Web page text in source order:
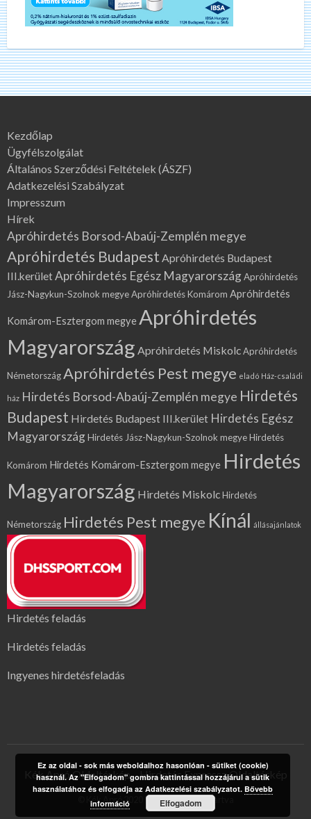
Kezdőlap
Ügyfélszolgálat
Általános Szerződési Feltételek (ÁSZF)
Adatkezelési Szabályzat
Impresszum
Hírek
Apróhirdetés Borsod-Abaúj-Zemplén megye
Apróhirdetés Budapest Apróhirdetés Budapest
III.kerületApróhirdetés Egész MagyarországApróhirdetés
Jász-Nagykun-Szolnok megyeApróhirdetés Komárom Apróhirdetés
Komárom-Esztergom megye Apróhirdetés
Magyarország Apróhirdetés MiskolcApróhirdetés
NémetországApróhirdetés Pest megye eladó Ház-családi
ház Hirdetés Borsod-Abaúj-Zemplén megye Hirdetés
Budapest Hirdetés Budapest III.kerület Hirdetés Egész
MagyarországHirdetés Jász-Nagykun-Szolnok megyeHirdetés
Komárom Hirdetés Komárom-Esztergom megye Hirdetés
Magyarország Hirdetés MiskolcHirdetés
Németország Hirdetés Pest megye Kínál állásajánlatok
Hirdetés feladás
Hirdetés feladás
Ingyenes hirdetésfeladás
Kék Apró Oldaltérkép Hirdetés Expressz Oldaltérkép
© Kék Apró 2020 | Minden jog fenntartva
Ez az oldal - sok más weboldalhoz hasonlóan - sütiket (cookie)
használ. Az "Elfogadom" gombra kattintással hozzájárul a sütik
használatához és elfogadja az Adatkezelési szabályzatot.Bővebb
információ
Elfogadom